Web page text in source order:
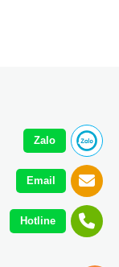
Zalo
Email
Hotline